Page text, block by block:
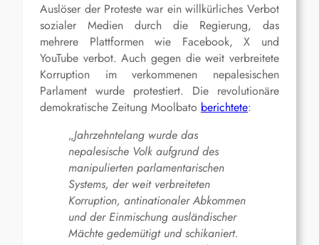
Auslöser der Proteste war ein willkürliches Verbot
sozialer Medien durch die Regierung, das
mehrere Plattformen wie Facebook, X und
YouTube verbot. Auch gegen die weit verbreitete
Korruption im verkommenen nepalesischen
Parlament wurde protestiert. Die revolutionäre
demokratische Zeitung Moolbato berichtete:
„Jahrzehntelang wurde das
nepalesische Volk aufgrund des
manipulierten parlamentarischen
Systems, der weit verbreiteten
Korruption, antinationaler Abkommen
und der Einmischung ausländischer
Mächte gedemütigt und schikaniert.